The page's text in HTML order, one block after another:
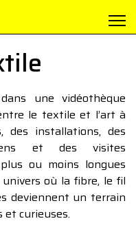
une vidéothèque
le textile et l’art à
des installations, des
et des visites
ou moins longues
où la fibre, le fil
deviennent un terrain
et curieuses.